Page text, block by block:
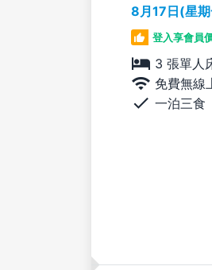
8月17日(星
登入享會員
3 張單人
免費無線
一泊三食